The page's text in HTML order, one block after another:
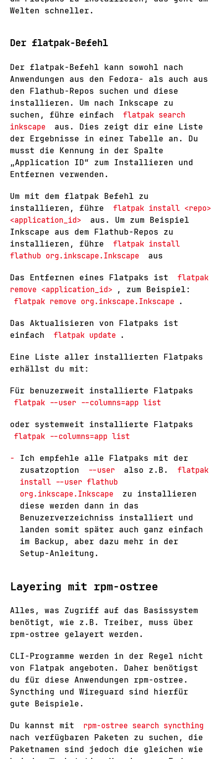
Welten schneller.
Der flatpak-Befehl
Der flatpak-Befehl kann sowohl nach
Anwendungen aus den Fedora- als auch aus
den Flathub-Repos suchen und diese
installieren. Um nach Inkscape zu
suchen, führe einfach
flatpak search
inkscape
aus. Dies zeigt dir eine Liste
der Ergebnisse in einer Tabelle an. Du
musst die Kennung in der Spalte
„Application ID“ zum Installieren und
Entfernen verwenden.
Um mit dem flatpak Befehl zu
installieren, führe
flatpak install <repo>
<application_id>
aus. Um zum Beispiel
Inkscape aus dem Flathub-Repos zu
installieren, führe
flatpak install
flathub org.inkscape.Inkscape
aus
Das Entfernen eines Flatpaks ist
flatpak
remove <application_id> , zum Beispiel:
flatpak remove org.inkscape.Inkscape .
Das Aktualisieren von Flatpaks ist
einfach
flatpak update .
Eine Liste aller installierten Flatpaks
erhällst du mit:
Für benuzerweit installierte Flatpaks
flatpak --user --columns=app list
oder systemweit installierte Flatpaks
flatpak --columns=app list
Ich empfehle alle Flatpaks mit der
zusatzoption
--user also z.B.
flatpak
install --user flathub
org.inkscape.Inkscape
zu installieren
diese werden dann in das
Benuzerverzeichniss installiert und
landen somit später auch ganz einfach
im Backup, aber dazu mehr in der
Setup-Anleitung.
Layering mit rpm-ostree
Alles, was Zugriff auf das Basissystem
benötigt, wie z.B. Treiber, muss über
rpm-ostree gelayert werden.
CLI-Programme werden in der Regel nicht
von Flatpak angeboten. Daher benötigst
du für diese Anwendungen rpm-ostree.
Syncthing und Wireguard sind hierfür
gute Beispiele.
Du kannst mit
rpm-ostree search syncthing
nach verfügbaren Paketen zu suchen, die
Paketnamen sind jedoch die gleichen wie